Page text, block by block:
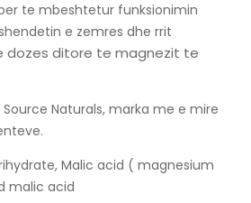
te mbeshtetur funksionimin
e zemres dhe rrit
dozes ditore te magnezit te
Source Naturals, marka me e mire
Malic acid ( magnesium
malic acid